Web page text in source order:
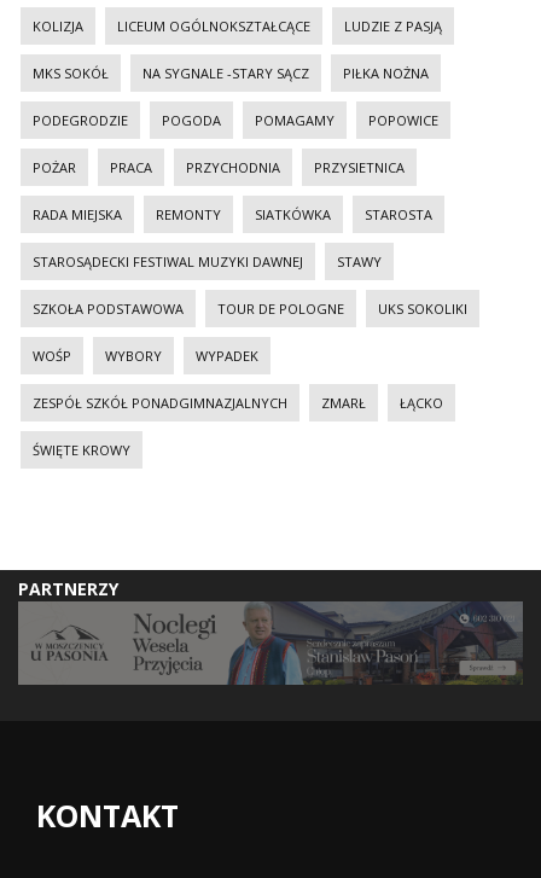
KOLIZJA LICEUM OGÓLNOKSZTAŁCĄCE LUDZIE Z PASJĄ
MKS SOKÓŁ NA SYGNALE -STARY SĄCZ PIŁKA NOŻNA
PODEGRODZIE POGODA POMAGAMY POPOWICE
POŻAR PRACA PRZYCHODNIA PRZYSIETNICA
RADA MIEJSKA REMONTY SIATKÓWKA STAROSTA
STAROSĄDECKI FESTIWAL MUZYKI DAWNEJ STAWY
SZKOŁA PODSTAWOWA TOUR DE POLOGNE UKS SOKOLIKI
WOŚP WYBORY WYPADEK
ZESPÓŁ SZKÓŁ PONADGIMNAZJALNYCH ZMARŁ ŁĄCKO
ŚWIĘTE KROWY
PARTNERZY
KONTAKT